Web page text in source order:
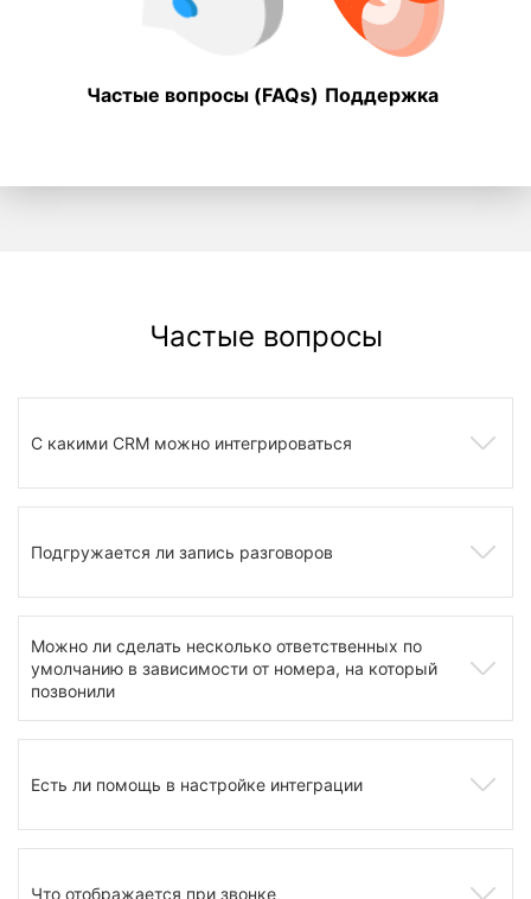
Частые вопросы (FAQs) Поддержка
Частые вопросы
С какими CRM можно интегрироваться
Подгружается ли запись разговоров
Можно ли сделать несколько ответственных по
умолчанию в зависимости от номера, на который
позвонили
Есть ли помощь в настройке интеграции
Что отображается при звонке